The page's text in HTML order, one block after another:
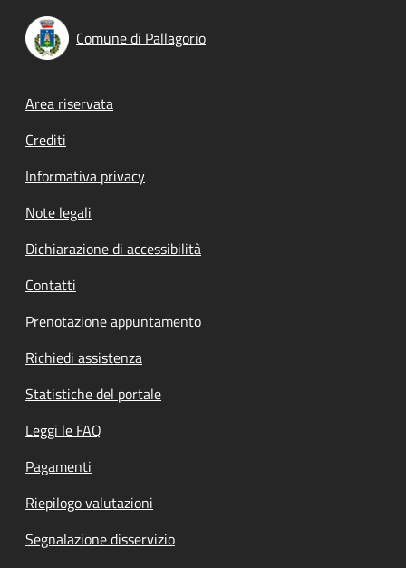
Comune di Pallagorio
Footer menu
Area riservata
Crediti
Informativa privacy
Note legali
Dichiarazione di accessibilità
Contatti
Prenotazione appuntamento
Richiedi assistenza
Statistiche del portale
Leggi le FAQ
Pagamenti
Riepilogo valutazioni
Segnalazione disservizio